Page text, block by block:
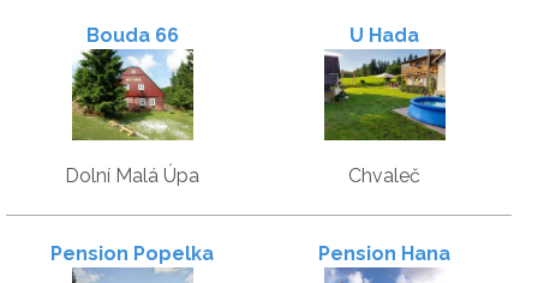
Bouda 66
Dolní Malá Úpa
U Hada
Chvaleč
Pension Popelka Pension Hana